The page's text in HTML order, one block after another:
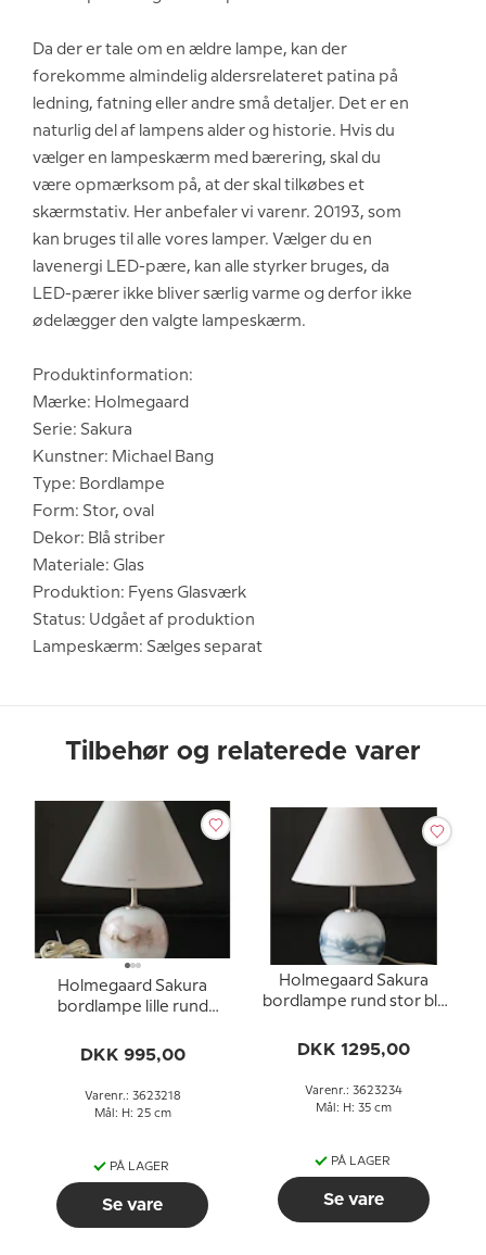
Da der er tale om en ældre lampe, kan der
forekomme almindelig aldersrelateret patina på
ledning, fatning eller andre små detaljer. Det er en
naturlig del af lampens alder og historie. Hvis du
vælger en lampeskærm med bærering, skal du
være opmærksom på, at der skal tilkøbes et
skærmstativ. Her anbefaler vi varenr. 20193, som
kan bruges til alle vores lamper. Vælger du en
lavenergi LED-pære, kan alle styrker bruges, da
LED-pærer ikke bliver særlig varme og derfor ikke
ødelægger den valgte lampeskærm.
Produktinformation:
Mærke: Holmegaard
Serie: Sakura
Kunstner: Michael Bang
Type: Bordlampe
Form: Stor, oval
Dekor: Blå striber
Materiale: Glas
Produktion: Fyens Glasværk
Status: Udgået af produktion
Lampeskærm: Sælges separat
Tilbehør og relaterede varer
Holmegaard Sakura
bordlampe lille rund
skærm
DKK 995,00
Varenr.: 3623218
Mål: H: 25 cm
PÅ LAGER
Se vare
Holmegaard Sakura
bordlampe rund stor blå
DKK 1295,00
Varenr.: 3623234
Mål: H: 35 cm
PÅ LAGER
Se vare